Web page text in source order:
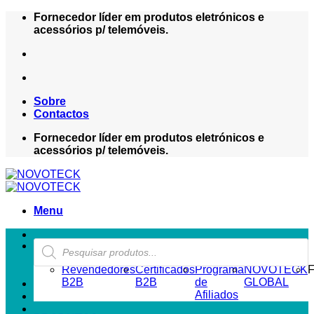
Skip
Fornecedor líder em produtos eletrónicos e
acessórios p/ telemóveis.
Sobre
Contactos
Fornecedor líder em produtos eletrónicos e
acessórios p/ telemóveis.
Menu
Products
search
ZONA REVENDEDOR-B2B
Revendedores
B2B
Certificados
B2B
Programa
de
Afiliados
NOVOTECK
GLOBAL